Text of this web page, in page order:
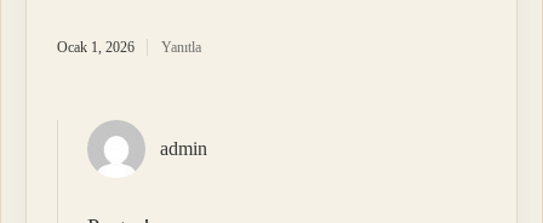
Ocak 1, 2026 Yanıtla
admin